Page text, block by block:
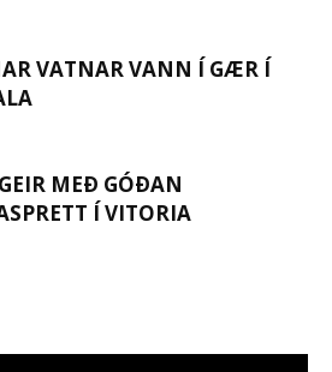
VATNAR VANN Í GÆR Í
MEÐ GÓÐAN
Í VITORIA